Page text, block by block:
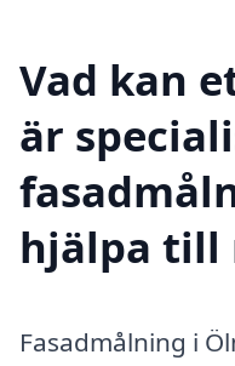
Vad kan
är
hjälpa till
Fasadmålning i